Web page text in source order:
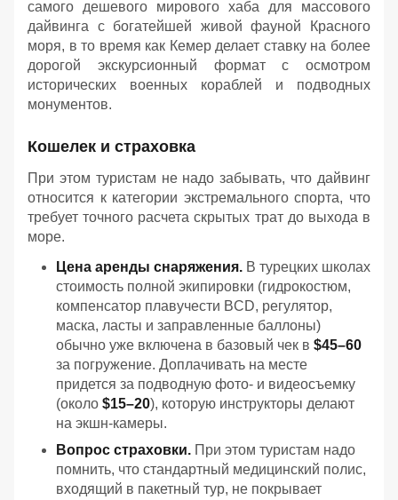
самого дешевого мирового хаба для массового
дайвинга с богатейшей живой фауной Красного
моря, в то время как Кемер делает ставку на более
дорогой экскурсионный формат с осмотром
исторических военных кораблей и подводных
монументов.
Кошелек и страховка
При этом туристам не надо забывать, что дайвинг
относится к категории экстремального спорта, что
требует точного расчета скрытых трат до выхода в
море.
Цена аренды снаряжения. В турецких школах
стоимость полной экипировки (гидрокостюм,
компенсатор плавучести BCD, регулятор,
маска, ласты и заправленные баллоны)
обычно уже включена в базовый чек в $45–60
за погружение. Доплачивать на месте
придется за подводную фото- и видеосъемку
(около $15–20), которую инструкторы делают
на экшн-камеры.
Вопрос страховки. При этом туристам надо
помнить, что стандартный медицинский полис,
входящий в пакетный тур, не покрывает